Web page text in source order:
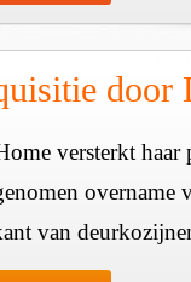
door
versterkt haar
overname
van